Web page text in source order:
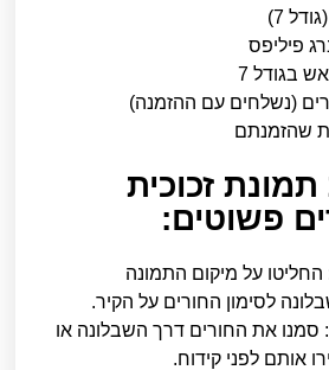
פיליפס
בגודל 7
(נשלחים עם ההזמנה)
שהזמנתם
זכוכית
פשוטים:
החליטו על מיקום התמונה
לסימון החורים על הקיר.
: סמנו את החורים דרך השבלונה או
אותם לפני קידוח.